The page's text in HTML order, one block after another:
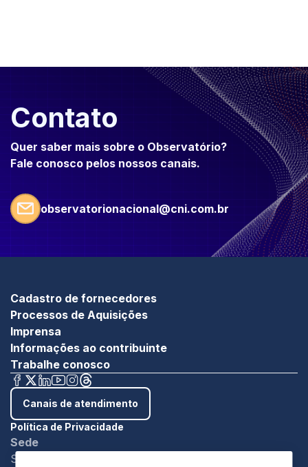
Contato
Quer saber mais sobre o Observatório?
Fale conosco pelos nossos canais.
observatorionacional@cni.com.br
Cadastro de fornecedores
Processos de Aquisições
Imprensa
Informações ao contribuinte
Trabalhe conosco
Canais de atendimento
Política de Privacidade
Sede
SBN - Quadra 1 - Bloco C Ed. Roberto Simonsen